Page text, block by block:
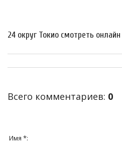
24 округ Токио смотреть онлайн
Всего комментариев: 0
Имя *: